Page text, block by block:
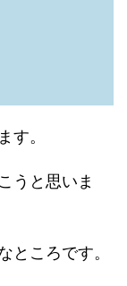
す。
うと思いま
ところです。